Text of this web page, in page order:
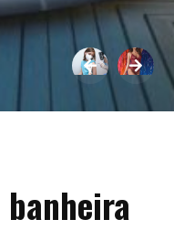
banheira